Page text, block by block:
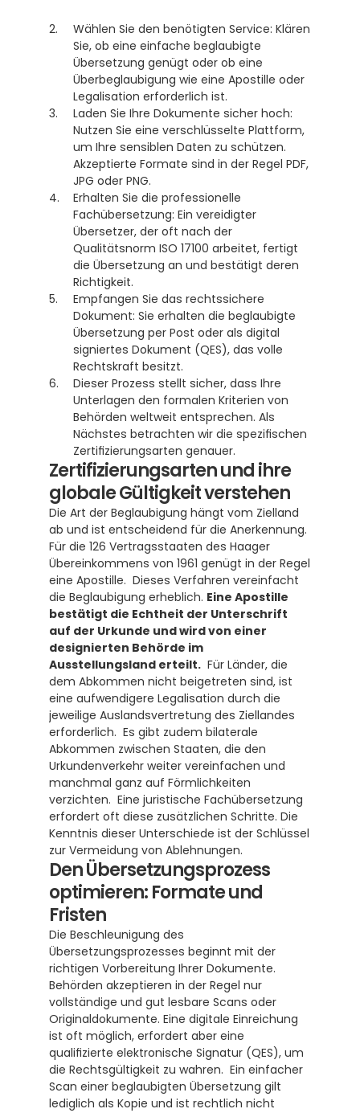
Wählen Sie den benötigten Service: Klären
Sie, ob eine einfache beglaubigte
Übersetzung genügt oder ob eine
Überbeglaubigung wie eine Apostille oder
Legalisation erforderlich ist.
Laden Sie Ihre Dokumente sicher hoch:
Nutzen Sie eine verschlüsselte Plattform,
um Ihre sensiblen Daten zu schützen.
Akzeptierte Formate sind in der Regel PDF,
JPG oder PNG.
Erhalten Sie die professionelle
Fachübersetzung: Ein vereidigter
Übersetzer, der oft nach der
Qualitätsnorm ISO 17100 arbeitet, fertigt
die Übersetzung an und bestätigt deren
Richtigkeit.
Empfangen Sie das rechtssichere
Dokument: Sie erhalten die beglaubigte
Übersetzung per Post oder als digital
signiertes Dokument (QES), das volle
Rechtskraft besitzt.
Dieser Prozess stellt sicher, dass Ihre
Unterlagen den formalen Kriterien von
Behörden weltweit entsprechen. Als
Nächstes betrachten wir die spezifischen
Zertifizierungsarten genauer.
Zertifizierungsarten und ihre
globale Gültigkeit verstehen
Die Art der Beglaubigung hängt vom Zielland
ab und ist entscheidend für die Anerkennung.
Für die 126 Vertragsstaaten des Haager
Übereinkommens von 1961 genügt in der Regel
eine Apostille.  Dieses Verfahren vereinfacht
die Beglaubigung erheblich. Eine Apostille
bestätigt die Echtheit der Unterschrift
auf der Urkunde und wird von einer
designierten Behörde im
Ausstellungsland erteilt.
  Für Länder, die
dem Abkommen nicht beigetreten sind, ist
eine aufwendigere Legalisation durch die
jeweilige Auslandsvertretung des Ziellandes
erforderlich.  Es gibt zudem bilaterale
Abkommen zwischen Staaten, die den
Urkundenverkehr weiter vereinfachen und
manchmal ganz auf Förmlichkeiten
verzichten.  Eine juristische Fachübersetzung
erfordert oft diese zusätzlichen Schritte. Die
Kenntnis dieser Unterschiede ist der Schlüssel
zur Vermeidung von Ablehnungen.
Den Übersetzungsprozess
optimieren: Formate und
Fristen
Die Beschleunigung des
Übersetzungsprozesses beginnt mit der
richtigen Vorbereitung Ihrer Dokumente.
Behörden akzeptieren in der Regel nur
vollständige und gut lesbare Scans oder
Originaldokumente. Eine digitale Einreichung
ist oft möglich, erfordert aber eine
qualifizierte elektronische Signatur (QES), um
die Rechtsgültigkeit zu wahren.  Ein einfacher
Scan einer beglaubigten Übersetzung gilt
lediglich als Kopie und ist rechtlich nicht